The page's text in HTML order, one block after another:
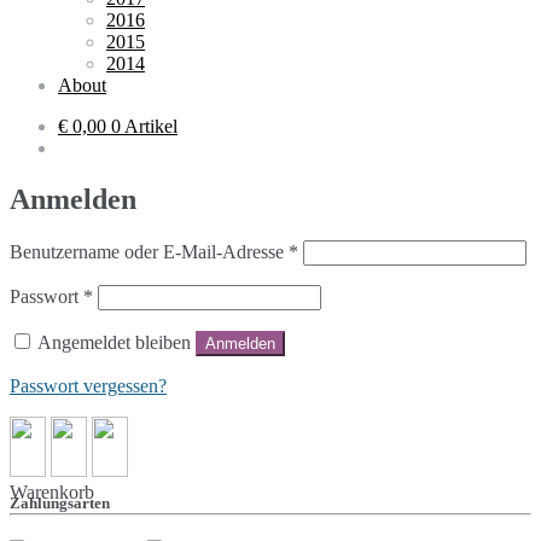
2016
2015
2014
About
€ 0,00 0 Artikel
Anmelden
Benutzername oder E-Mail-Adresse *
Passwort *
Angemeldet bleiben Anmelden
Passwort vergessen?
Warenkorb
Zahlungsarten